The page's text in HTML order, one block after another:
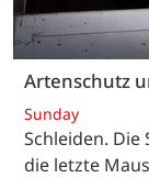
Artenschutz
Sunday
Schleiden.
die letzte